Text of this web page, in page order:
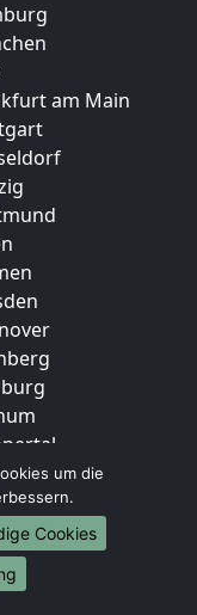
am Main
um die
Cookies